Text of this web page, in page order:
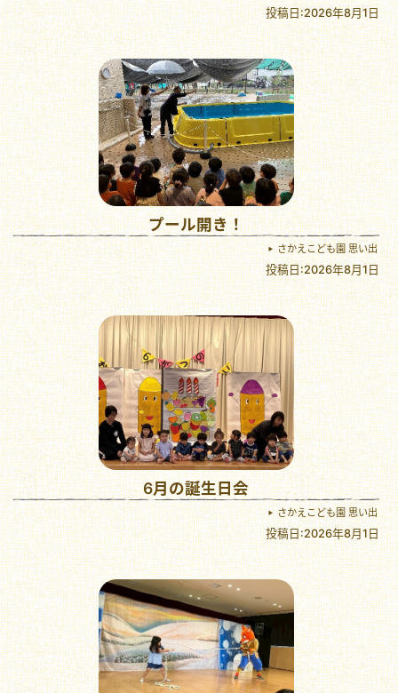
投稿日:2026年8月1日
プール開き！
さかえこども園 思い出
投稿日:2026年8月1日
6月の誕生日会
さかえこども園 思い出
投稿日:2026年8月1日